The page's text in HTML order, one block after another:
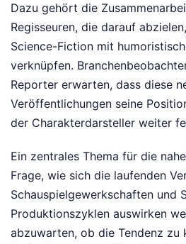
Dazu gehört die
Regisseuren, die darauf
Science-Fiction mit
verknüpfen.
Reporter erwarten, dass diese
Veröffentlichungen seine
der Charakterdarsteller weiter
Ein zentrales Thema für die
Frage, wie sich die laufenden
Schauspielgewerkschaften und
Produktionszyklen auswirken
abzuwarten, ob die Tendenz zu